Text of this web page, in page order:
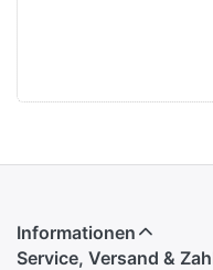
Informationen
Service, Versand &